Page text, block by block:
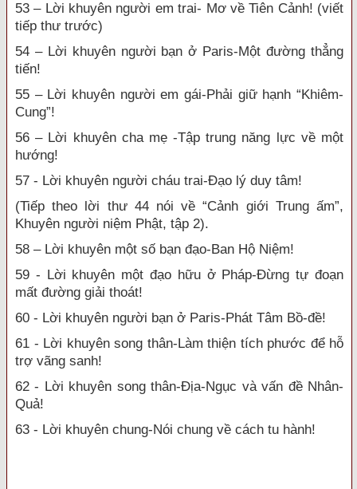
53 – Lời khuyên người em trai- Mơ về Tiên Cảnh! (viết
tiếp thư trước)
54 – Lời khuyên người bạn ở Paris-Một đường thẳng
tiến!
55 – Lời khuyên người em gái-Phải giữ hạnh “Khiêm-
Cung”!
56 – Lời khuyên cha mẹ -Tập trung năng lực về một
hướng!
57 - Lời khuyên người cháu trai-Đạo lý duy tâm!
(Tiếp theo lời thư 44 nói về “Cảnh giới Trung ấm”,
Khuyên người niệm Phật, tập 2).
58 – Lời khuyên một số bạn đạo-Ban Hộ Niệm!
59 - Lời khuyên một đạo hữu ở Pháp-Đừng tự đoạn
mất đường giải thoát!
60 - Lời khuyên người bạn ở Paris-Phát Tâm Bồ-đề!
61 - Lời khuyên song thân-Làm thiện tích phước để hỗ
trợ vãng sanh!
62 - Lời khuyên song thân-Địa-Ngục và vấn đề Nhân-
Quả!
63 - Lời khuyên chung-Nói chung về cách tu hành!